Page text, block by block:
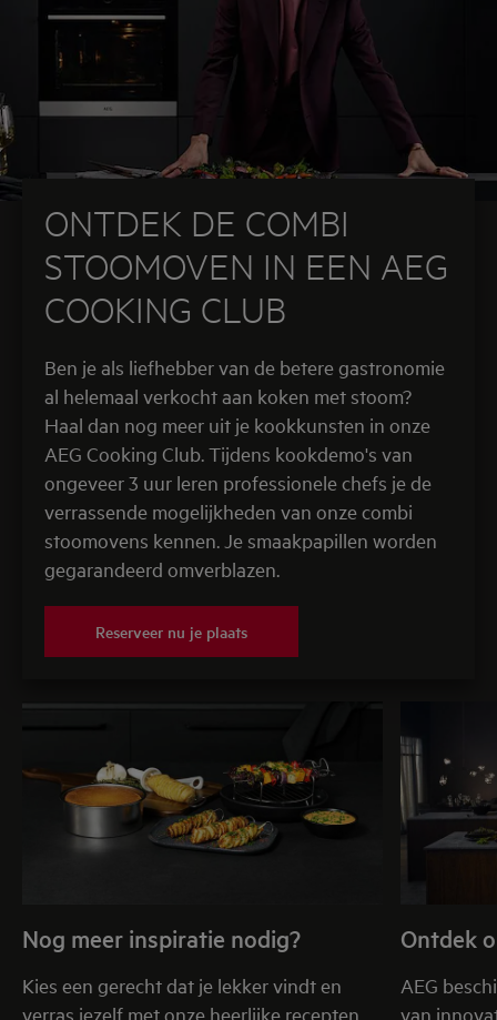
ONTDEK DE COMBI
STOOMOVEN IN EEN AEG
COOKING CLUB
Ben je als liefhebber van de betere gastronomie
al helemaal verkocht aan koken met stoom?
Haal dan nog meer uit je kookkunsten in onze
AEG Cooking Club. Tijdens kookdemo's van
ongeveer 3 uur leren professionele chefs je de
verrassende mogelijkheden van onze combi
stoomovens kennen. Je smaakpapillen worden
gegarandeerd omverblazen.
Reserveer nu je plaats
Nog meer inspiratie nodig?
Kies een gerecht dat je lekker vindt en
verras jezelf met onze heerlijke recepten.
Ontdek
AEG
van